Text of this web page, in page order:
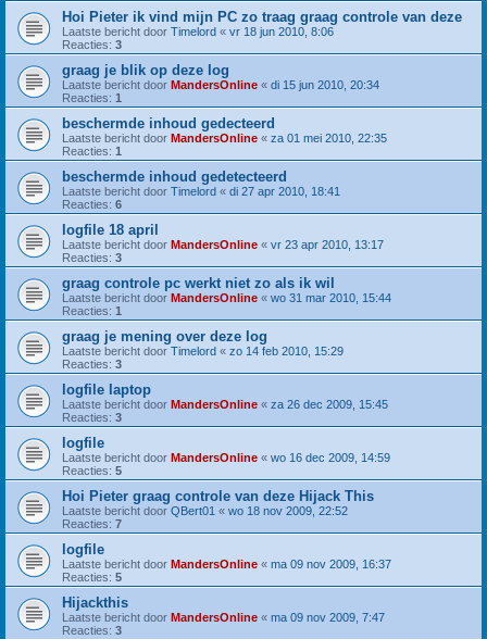
Hoi Pieter ik vind mijn PC zo traag graag controle van deze
Laatste bericht door Timelord « vr 18 jun 2010, 8:06
Reacties: 3
graag je blik op deze log
Laatste bericht door MandersOnline « di 15 jun 2010, 20:34
Reacties: 1
beschermde inhoud gedecteerd
Laatste bericht door MandersOnline « za 01 mei 2010, 22:35
Reacties: 1
beschermde inhoud gedetecteerd
Laatste bericht door Timelord « di 27 apr 2010, 18:41
Reacties: 6
logfile 18 april
Laatste bericht door MandersOnline « vr 23 apr 2010, 13:17
Reacties: 3
graag controle pc werkt niet zo als ik wil
Laatste bericht door MandersOnline « wo 31 mar 2010, 15:44
Reacties: 1
graag je mening over deze log
Laatste bericht door Timelord « zo 14 feb 2010, 15:29
Reacties: 3
logfile laptop
Laatste bericht door MandersOnline « za 26 dec 2009, 15:45
Reacties: 3
logfile
Laatste bericht door MandersOnline « wo 16 dec 2009, 14:59
Reacties: 5
Hoi Pieter graag controle van deze Hijack This
Laatste bericht door QBert01 « wo 18 nov 2009, 22:52
Reacties: 7
logfile
Laatste bericht door MandersOnline « ma 09 nov 2009, 16:37
Reacties: 5
Hijackthis
Laatste bericht door MandersOnline « ma 09 nov 2009, 7:47
Reacties: 3